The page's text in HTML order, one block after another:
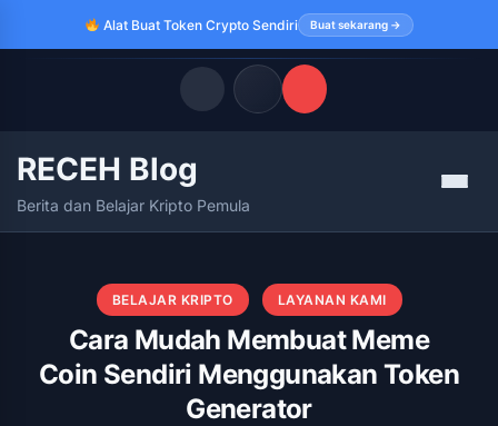
Alat Buat Token Crypto Sendiri Buat sekarang →
Quick Links
LATEST UPDATES
FOLLOW US
RECEH Blog
Berita dan Belajar Kripto Pemula
Menu
BELAJAR KRIPTO LAYANAN KAMI
Cara Mudah Membuat Meme
Coin Sendiri Menggunakan Token
Generator